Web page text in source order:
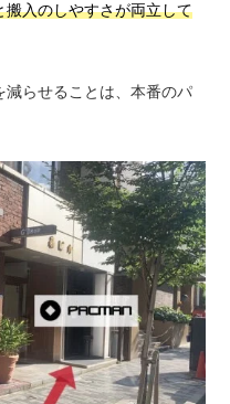
入のしやすさが両立して
減らせることは、本番のパ